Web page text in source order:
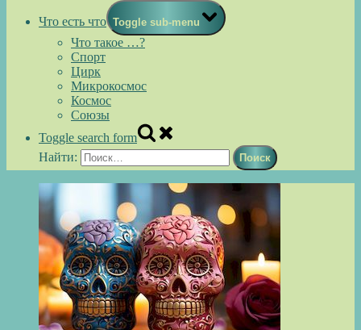
Что есть что Toggle sub-menu
Что такое …?
Спорт
Цирк
Микрокосмос
Космос
Союзы
Toggle search form
Найти: